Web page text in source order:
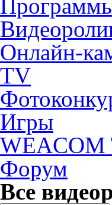
Онлайн-
TV
Игры
WEACOM
Форум
Все